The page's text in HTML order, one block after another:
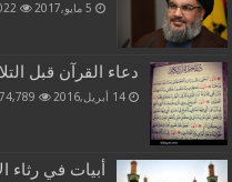
5 مايو,2017
دعاء القرآن قبل
14 أبريل,2016 74,789
أبيات في رثاء